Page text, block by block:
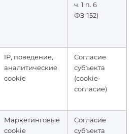
ч. 1 п. 6
ФЗ-152)
IP, поведение,
аналитические
cookie
Согласие
субъекта
(cookie-
согласие)
Маркетинговые
cookie
Согласие
субъекта